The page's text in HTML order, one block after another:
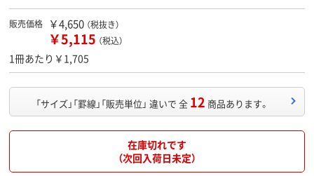
販売価格 ￥4,650 （税抜き）
￥5,115 （税込）
1冊あたり￥1,705
「サイズ」「罫線」「販売単位」 違いで 全 12 商品あります。
在庫切れです
（次回入荷日未定）